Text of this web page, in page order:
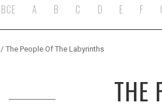
ВСЕ A B C D E F
/ The People Of The Labyrinths
THE